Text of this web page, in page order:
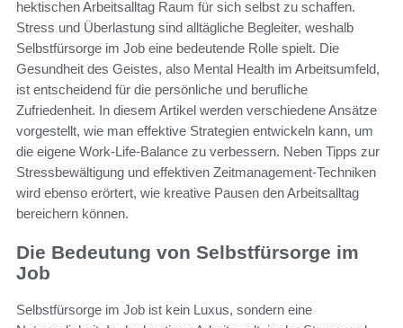
hektischen Arbeitsalltag Raum für sich selbst zu schaffen.
Stress und Überlastung sind alltägliche Begleiter, weshalb
Selbstfürsorge im Job eine bedeutende Rolle spielt. Die
Gesundheit des Geistes, also Mental Health im Arbeitsumfeld,
ist entscheidend für die persönliche und berufliche
Zufriedenheit. In diesem Artikel werden verschiedene Ansätze
vorgestellt, wie man effektive Strategien entwickeln kann, um
die eigene Work-Life-Balance zu verbessern. Neben Tipps zur
Stressbewältigung und effektiven Zeitmanagement-Techniken
wird ebenso erörtert, wie kreative Pausen den Arbeitsalltag
bereichern können.
Die Bedeutung von Selbstfürsorge im
Job
Selbstfürsorge im Job ist kein Luxus, sondern eine